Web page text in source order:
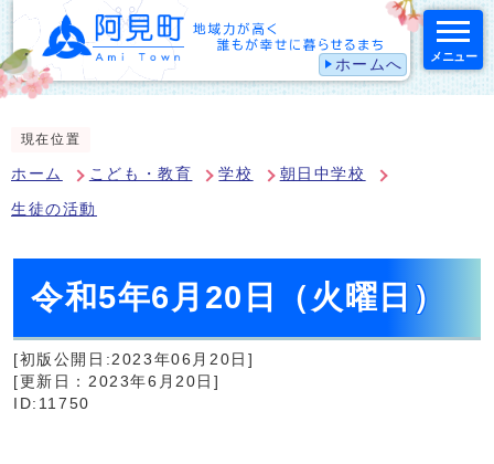
ホームへ メニュー
現在位置
ホーム こども・教育 学校 朝日中学校
生徒の活動
令和5年6月20日（火曜日）
[初版公開日:2023年06月20日]
[更新日：2023年6月20日]
ID:11750